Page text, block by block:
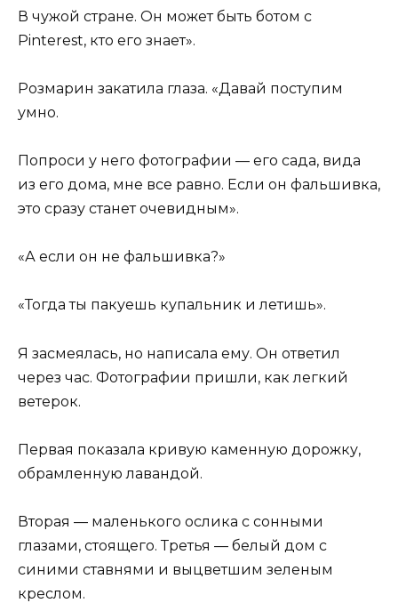
В чужой стране. Он может быть ботом с
Pinterest, кто его знает».
Розмарин закатила глаза. «Давай поступим
умно.
Попроси у него фотографии — его сада, вида
из его дома, мне все равно. Если он фальшивка,
это сразу станет очевидным».
«А если он не фальшивка?»
«Тогда ты пакуешь купальник и летишь».
Я засмеялась, но написала ему. Он ответил
через час. Фотографии пришли, как легкий
ветерок.
Первая показала кривую каменную дорожку,
обрамленную лавандой.
Вторая — маленького ослика с сонными
глазами, стоящего. Третья — белый дом с
синими ставнями и выцветшим зеленым
креслом.